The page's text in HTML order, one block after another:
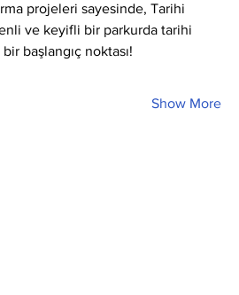
projeleri sayesinde, Tarihi
ve keyifli bir parkurda tarihi
başlangıç noktası!
Show More